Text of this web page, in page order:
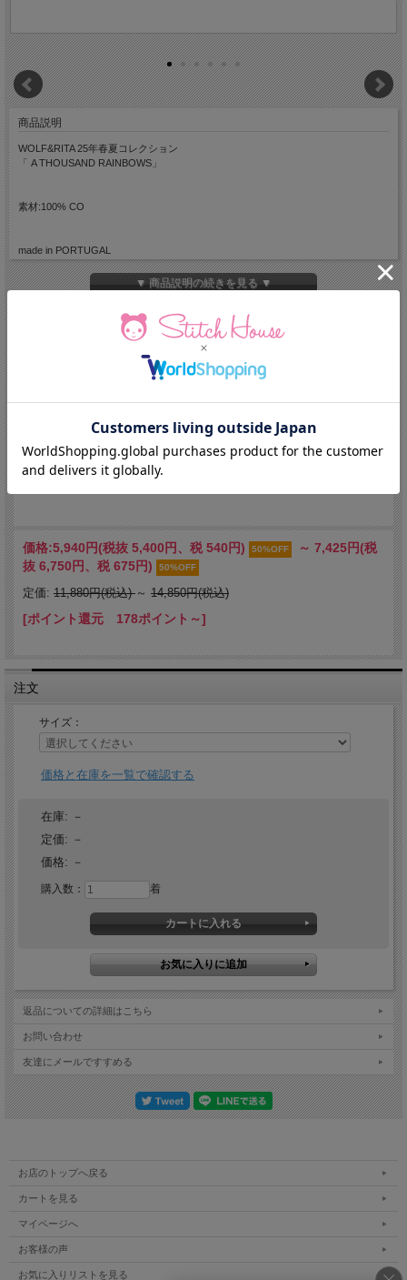
商品説明
WOLF&RITA 25年春夏コレクション
「 A THOUSAND RAINBOWS」
素材:100% CO
made in PORTUGAL
▼ 商品説明の続きを見る ▼
★サイズ★※平置き計測
8y(128-134cm) 身幅38cm 着丈54cm 肩幅31cm 袖丈15.5cm
10y(140-146cm) 身幅41cm 着丈58cm 肩幅33cm 袖丈16cm
12y(152-156cm) 身幅45.5cm 着丈62.5cm 肩幅36.5cm 袖丈17.5cm
16y(164-168cm) 身幅53cm 着丈70cm 肩幅43.5cm 袖丈22.5cm
↓ネコポスについてはコチラをご覧ください。↓
価格:5,940円(税抜 5,400円、税 540円) 50%OFF ～ 7,425円(税
抜 6,750円、税 675円)
50%OFF
定価: 11,880円(税込) ～ 14,850円(税込)
[ポイント還元 178ポイント～]
注文
サイズ：
価格と在庫を一覧で確認する
在庫: －
定価: －
価格: －
購入数： 着
返品についての詳細はこちら
お問い合わせ
友達にメールですすめる
お店のトップへ戻る
カートを見る
マイページへ
お客様の声
お気に入りリストを見る